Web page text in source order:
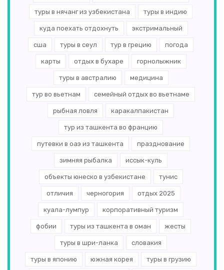
туры в нячанг из узбекистана туры в индию
куда поехать отдохнуть экстримальный
сша туры в сеул тур в грецию погода
карты отдых в бухаре горнолыжник
туры в австралию медицина
тур во вьетнам семейный отдых во вьетнаме
рыбная ловля каракалпакистан
тур из ташкента во францию
путевки в оаэ из ташкента празднование
зимняя рыбалка иссык-куль
объекты юнеско в узбекистане тунис
отличия черногория отдых 2025
куала-лумпур корпоративный туризм
фобии туры из ташкента в оман жесты
туры в шри-ланка словакия
туры в японию южная корея туры в грузию